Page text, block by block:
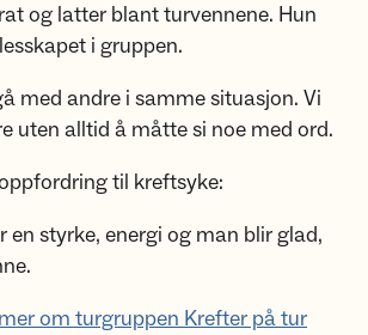
og latter blant turvennene. Hun
i gruppen.
med andre i samme situasjon. Vi
uten alltid å måtte si noe med ord.
til kreftsyke:
en styrke, energi og man blir glad,
om turgruppen Krefter på tur